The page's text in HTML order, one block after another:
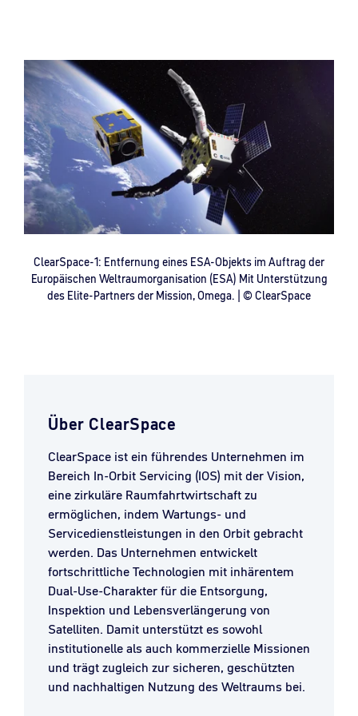
ClearSpace-1: Entfernung eines ESA-Objekts im Auftrag der
Europäischen Weltraumorganisation (ESA) Mit Unterstützung
des Elite-Partners der Mission, Omega. | © ClearSpace
Über ClearSpace
ClearSpace ist ein führendes Unternehmen im
Bereich In-Orbit Servicing (IOS) mit der Vision,
eine zirkuläre Raumfahrtwirtschaft zu
ermöglichen, indem Wartungs- und
Servicedienstleistungen in den Orbit gebracht
werden. Das Unternehmen entwickelt
fortschrittliche Technologien mit inhärentem
Dual-Use-Charakter für die Entsorgung,
Inspektion und Lebensverlängerung von
Satelliten. Damit unterstützt es sowohl
institutionelle als auch kommerzielle Missionen
und trägt zugleich zur sicheren, geschützten
und nachhaltigen Nutzung des Weltraums bei.